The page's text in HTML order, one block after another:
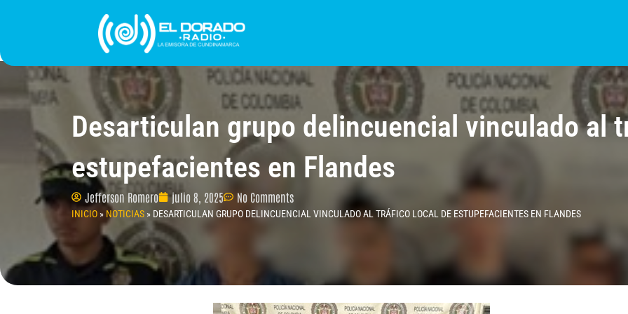
INICIO PROGRAMACIÓN ¿QUIÉNES SOMOS? NOTICIAS COLOMBIA BOGOTÁ INTERNACIONAL PROVINCIAS
Desarticulan grupo delincuencial vinculado al
estupefacientes en Flandes
Jefferson Romero julio 8, 2025 No Comments
INICIO » NOTICIAS » DESARTICULAN GRUPO DELINCUENCIAL VINCULADO AL TRÁFICO LOCAL DE ESTUPEFACIENTES EN FLANDES